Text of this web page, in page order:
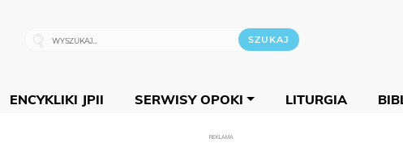
ENCYKLIKI JPII SERWISY OPOKI LITURGIA
REKLAMA